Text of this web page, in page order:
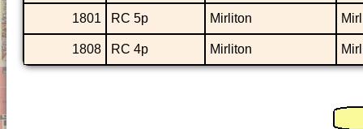
1801 RC 5p Mirliton
1808 RC 4p Mirliton